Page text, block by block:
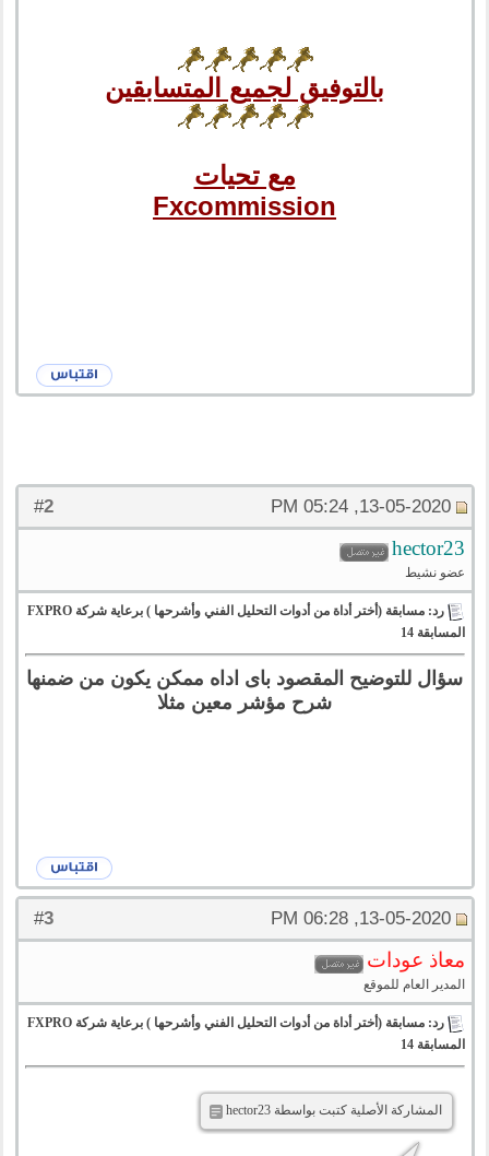
بالتوفيق لجميع المتسابقين
مع تحيات
Fxcommission
#
2 13-05-2020, 05:24 PM
hector23
عضو نشيط
رد: مسابقة (أختر أداة من أدوات التحليل الفني وأشرحها ) برعاية شركة FXPRO
المسابقة 14
سؤال للتوضيح المقصود باى اداه ممكن يكون من ضمنها
شرح مؤشر معين مثلا
#
3 13-05-2020, 06:28 PM
معاذ عودات
المدير العام للموقع
رد: مسابقة (أختر أداة من أدوات التحليل الفني وأشرحها ) برعاية شركة FXPRO
المسابقة 14
المشاركة الأصلية كتبت بواسطة hector23